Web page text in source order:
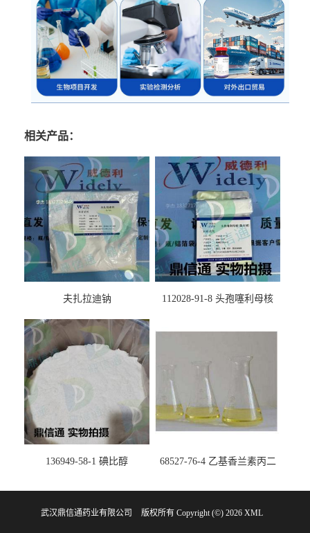
相关产品：
夫扎拉迪钠
112028-91-8 头孢噻利母核
136949-58-1 碘比醇
68527-76-4 乙基香兰素丙二
剂 -香精香料 -鼎信通李杰
武汉鼎信通药业有限公司 版权所有 Copyright (©) 2026 XML